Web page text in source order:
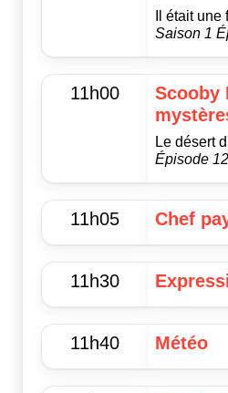
Il était
Saison 1
11h00
Scooby
Le désert
Épisode 12
11h05 Chef
11h30
11h40 Météo